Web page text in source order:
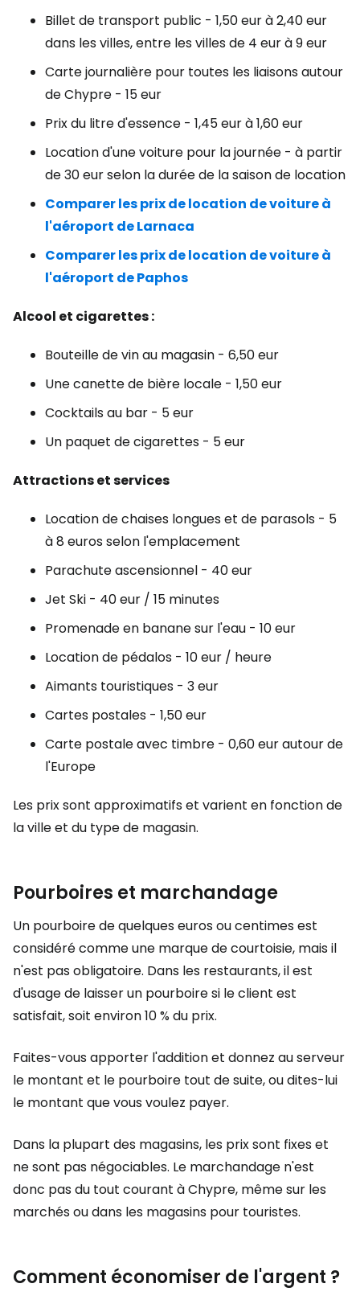
Billet de transport public - 1,50 eur à 2,40 eur
dans les villes, entre les villes de 4 eur à 9 eur
Carte journalière pour toutes les liaisons autour
de Chypre - 15 eur
Prix du litre d'essence - 1,45 eur à 1,60 eur
Location d'une voiture pour la journée - à partir
de 30 eur selon la durée de la saison de location
Comparer les prix de location de voiture à
l'aéroport de Larnaca
Comparer les prix de location de voiture à
l'aéroport de Paphos
Alcool et cigarettes :
Bouteille de vin au magasin - 6,50 eur
Une canette de bière locale - 1,50 eur
Cocktails au bar - 5 eur
Un paquet de cigarettes - 5 eur
Attractions et services
Location de chaises longues et de parasols - 5
à 8 euros selon l'emplacement
Parachute ascensionnel - 40 eur
Jet Ski - 40 eur / 15 minutes
Promenade en banane sur l'eau - 10 eur
Location de pédalos - 10 eur / heure
Aimants touristiques - 3 eur
Cartes postales - 1,50 eur
Carte postale avec timbre - 0,60 eur autour de
l'Europe
Les prix sont approximatifs et varient en fonction de
la ville et du type de magasin.
Pourboires et marchandage
Un pourboire de quelques euros ou centimes est
considéré comme une marque de courtoisie, mais il
n'est pas obligatoire. Dans les restaurants, il est
d'usage de laisser un pourboire si le client est
satisfait, soit environ 10 % du prix.
Faites-vous apporter l'addition et donnez au serveur
le montant et le pourboire tout de suite, ou dites-lui
le montant que vous voulez payer.
Dans la plupart des magasins, les prix sont fixes et
ne sont pas négociables. Le marchandage n'est
donc pas du tout courant à Chypre, même sur les
marchés ou dans les magasins pour touristes.
Comment économiser de l'argent ?